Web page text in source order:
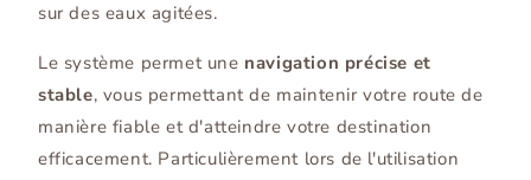
sur des eaux agitées.
Le système permet une navigation précise et
stable, vous permettant de maintenir votre route de
manière fiable et d'atteindre votre destination
efficacement. Particulièrement lors de l'utilisation